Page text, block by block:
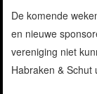
De komende
en nieuwe
vereniging niet
Habraken &